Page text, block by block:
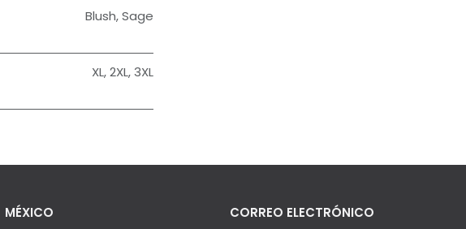
Blush,Sage
XL,2XL,3XL
MÉXICO
CORREO ELECTRÓNICO